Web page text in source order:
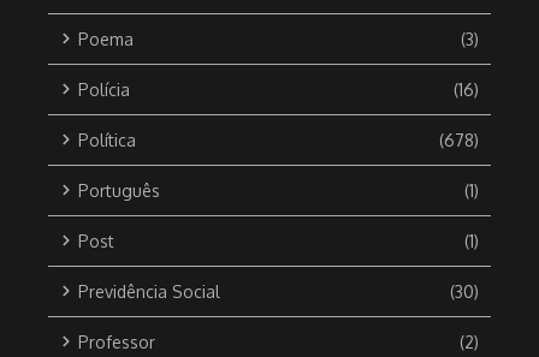
Poema (3)
Polícia (16)
Política (678)
Português (1)
Post (1)
Previdência Social (30)
Professor (2)